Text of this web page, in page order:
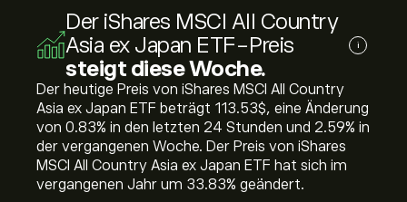
Der iShares MSCI All Country
Asia ex Japan ETF-Preis
steigt diese Woche.
i
Der heutige Preis von iShares MSCI All Country
Asia ex Japan ETF beträgt 113.53‎$‎, eine Änderung
von ‎0.83‎% in den letzten 24 Stunden und ‎2.59‎% in
der vergangenen Woche. Der Preis von iShares
MSCI All Country Asia ex Japan ETF hat sich im
vergangenen Jahr um ‎33.83‎% geändert.